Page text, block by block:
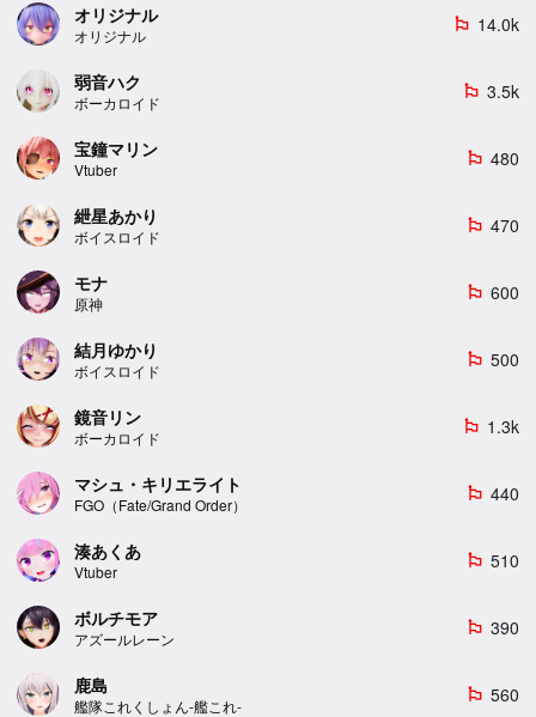
オリジナル
オリジナル
emoji_flags 14.0k
弱音ハク
ボーカロイド
emoji_flags 3.5k
宝鐘マリン
Vtuber
emoji_flags 480
紲星あかり
ボイスロイド
emoji_flags 470
モナ
原神
emoji_flags 600
結月ゆかり
ボイスロイド
emoji_flags 500
鏡音リン
ボーカロイド
emoji_flags 1.3k
マシュ・キリエライト
FGO（Fate/Grand Order）
emoji_flags 440
湊あくあ
Vtuber
emoji_flags 510
ボルチモア
アズールレーン
emoji_flags 390
鹿島
艦隊これくしょん-艦これ-
emoji_flags 560